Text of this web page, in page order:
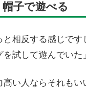
子で遊べる
と相反する感じで
試して遊んでいた
い人ならそれもい